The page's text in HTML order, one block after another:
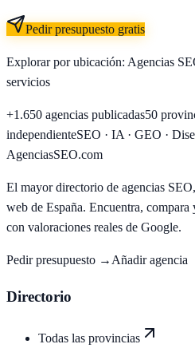
Pedir presupuesto gratis
Explorar por ubicación: Agencias
servicios
+1.650 agencias publicadas50
independienteSEO · IA · GEO ·
AgenciasSEO.com
El mayor directorio de agencias
web de España. Encuentra, compara
con valoraciones reales de Google.
Pedir presupuesto →Añadir agencia
Directorio
Todas las provincias